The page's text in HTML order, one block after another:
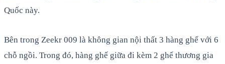
Quốc này.
Bên trong Zeekr 009 là không gian nội thất 3 hàng ghế với 6
chỗ ngồi. Trong đó, hàng ghế giữa đi kèm 2 ghế thương gia